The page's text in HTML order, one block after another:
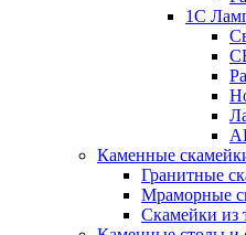
1С
Каменные
Гранитные
Мраморные
Скамейки из